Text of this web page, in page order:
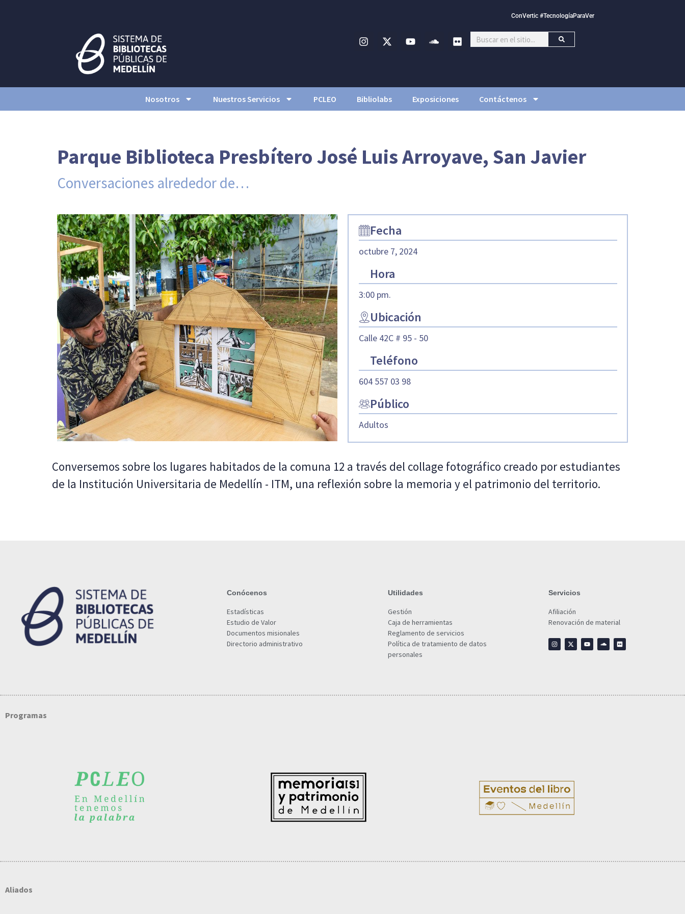
ConVertic #TecnologíaParaVer
Nosotros Nuestros Servicios PCLEO Bibliolabs Exposiciones Contáctenos
Parque Biblioteca Presbítero José Luis Arroyave, San Javier
Conversaciones alrededor de…
Fecha
octubre 7, 2024
Hora
3:00 pm.
Ubicación
Calle 42C # 95 - 50
Teléfono
604 557 03 98
Público
Adultos
Conversemos sobre los lugares habitados de la comuna 12 a través del collage fotográfico creado por estudiantes
de la Institución Universitaria de Medellín - ITM, una reflexión sobre la memoria y el patrimonio del territorio.
Conócenos
Estadísticas
Estudio de Valor
Documentos misionales
Directorio administrativo
Utilidades
Gestión
Caja de herramientas
Reglamento de servicios
Política de tratamiento de datos
personales
Servicios
Afiliación
Renovación de material
Programas
Aliados